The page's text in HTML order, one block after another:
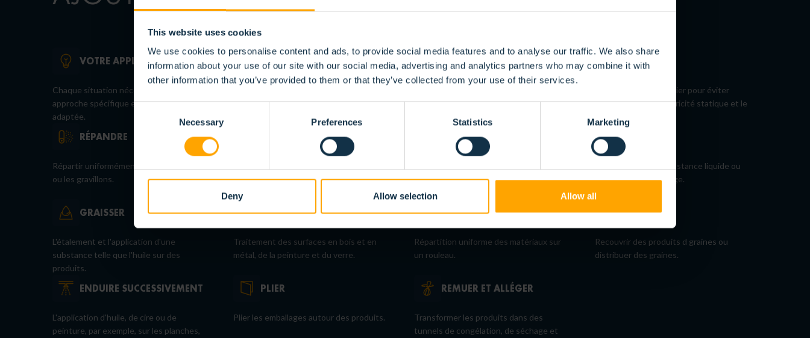
This website uses cookies
We use cookies to personalise content and ads, to provide social media features and to analyse our traffic. We also share
information about your use of our site with our social media, advertising and analytics partners who may combine it with
other information that you’ve provided to them or that they’ve collected from your use of their services.
Consent
Necessary Preferences Statistics Marketing
Deny Allow selection Allow all
VOTRE APPLICATION
Chaque situation nécessite une
approche spécifique et une brosse
adaptée.
PRESSER
produits.
POUDRER
en caoutchouc.
HUMIDIFIER
Humidification du papier pour éviter
l'accumulation d'électricité statique et le
gondolage du papier.
RÉPANDRE
Répartir uniformément la terre, le sable
ou les gravillons.
que la peinture ou l'huile sur des
produits.
ETIQUETER
étiquettes et les autocollants pour
éviter les bulles d'air.
GLAÇAGE
Glaçage avec une substance liquide ou
finition avec un glaçage.
GRAISSER
L'étalement et l'application d'une
substance telle que l'huile sur des
produits.
MATIFIER
Traitement des surfaces en bois et en
métal, de la peinture et du verre.
ETIRER
Répartition uniforme des matériaux sur
un rouleau.
PARSEMER
Recouvrir des produits d graines ou
distribuer des graines.
ENDUIRE SUCCESSIVEMENT
L'application d'huile, de cire ou de
peinture, par exemple, sur les planches,
PLIER
Plier les emballages autour des produits.
REMUER ET ALLÉGER
Transformer les produits dans des
tunnels de congélation, de séchage et